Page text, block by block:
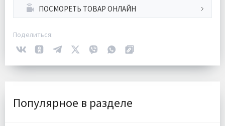
ПОСМОРЕТЬ ТОВАР ОНЛАЙН
Поделиться:
Популярное в разделе